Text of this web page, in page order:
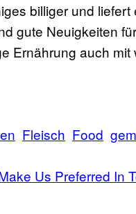
billiger und
gute Neuigkeiten
Ernährung auch mit
Fleisch Food
Us Preferred In